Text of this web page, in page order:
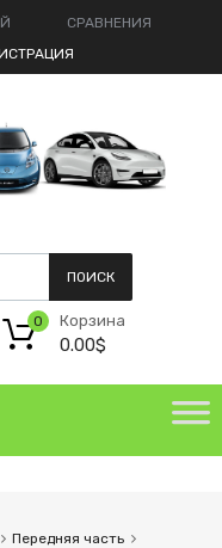
СРАВНЕНИЯ
ПОИСК
Корзина
0.00$
0
Передняя часть